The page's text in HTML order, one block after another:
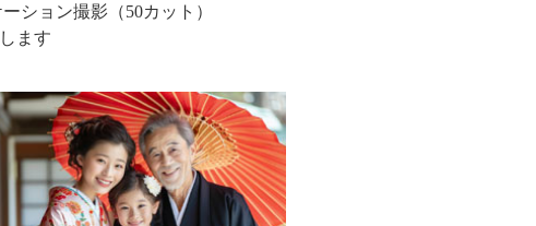
ション撮影（50カット）
ます